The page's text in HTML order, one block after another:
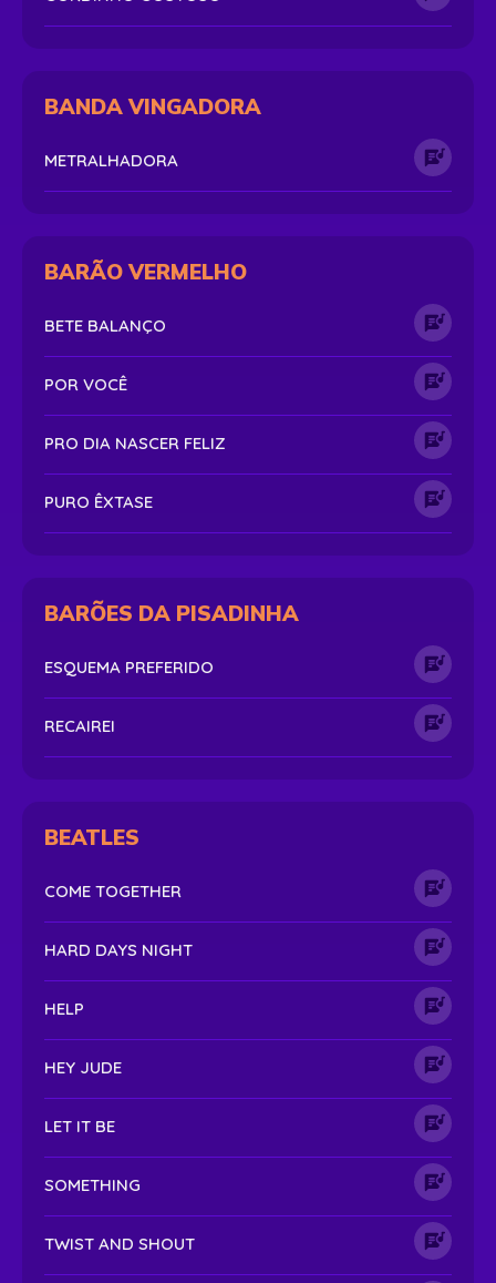
BANDA VINGADORA
METRALHADORA
BARÃO VERMELHO
BETE BALANÇO
POR VOCÊ
PRO DIA NASCER FELIZ
PURO ÊXTASE
BARÕES DA PISADINHA
ESQUEMA PREFERIDO
RECAIREI
BEATLES
COME TOGETHER
HARD DAYS NIGHT
HELP
HEY JUDE
LET IT BE
SOMETHING
TWIST AND SHOUT